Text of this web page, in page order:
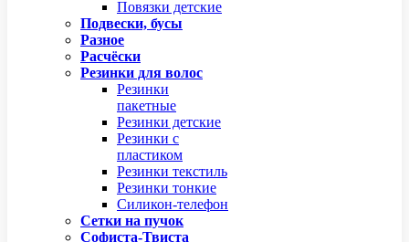
Повязки детские
Подвески, бусы
Разное
Расчёски
Резинки для волос
Резинки
пакетные
Резинки детские
Резинки с
пластиком
Резинки текстиль
Резинки тонкие
Силикон-телефон
Сетки на пучок
Софиста-Твиста